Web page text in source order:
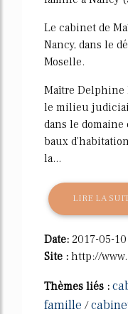
Le cabinet de
Nancy, dans le
Moselle.
Maître Delphine
le milieu
dans le
baux
la...
LIRE LA
Date: 2017-05-
Site : http://
Thèmes liés :
famille /